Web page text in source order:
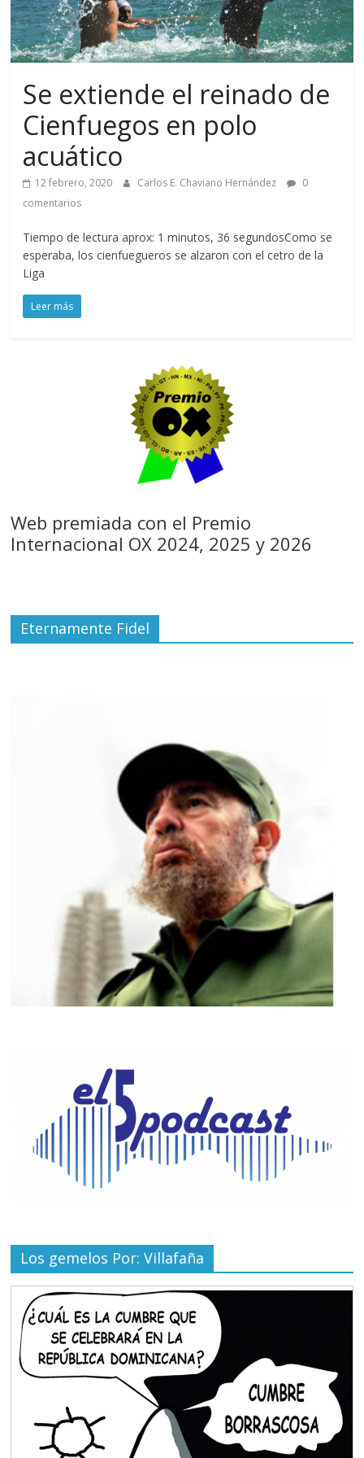
Se extiende el reinado de
Cienfuegos en polo
acuático
12 febrero, 2020 Carlos E. Chaviano Hernández
0
comentarios
Tiempo de lectura aprox: 1 minutos, 36 segundosComo se
esperaba, los cienfuegueros se alzaron con el cetro de la
Liga
Leer más
Web premiada con el Premio
Internacional OX 2024, 2025 y 2026
Eternamente Fidel
Los gemelos Por: Villafaña